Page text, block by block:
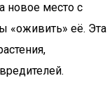
новое место с
«оживить» её. Эта